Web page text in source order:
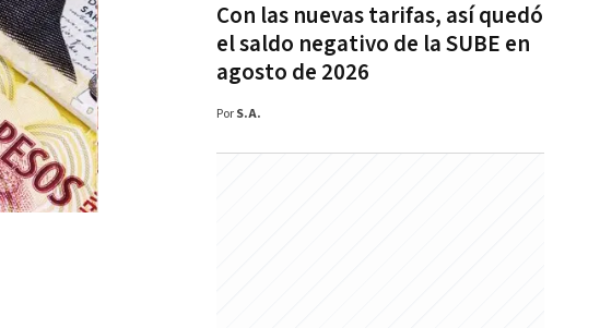
Con las nuevas tarifas, así quedó
el saldo negativo de la SUBE en
agosto de 2026
Por S.A.